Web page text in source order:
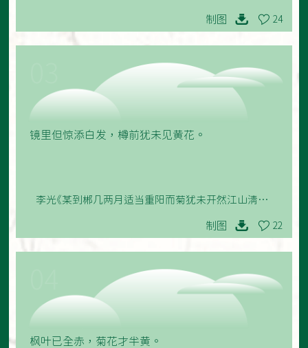
制图 24
镜里但惊添白发，樽前犹未见黄花。
李光《某到郴几两月适当重阳而菊犹未开然江山清远又
仙佛所居有足乐者因成鄙句以写离忧》
制图 22
枫叶已全赤，菊花才半黄。